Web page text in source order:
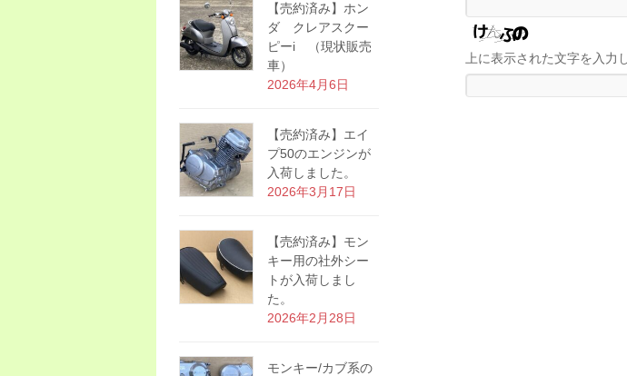
上に表示された文字を入力
【売約済み】ホン
ダ クレアスクー
ピーi （現状販売
車）
2026年4月6日
【売約済み】エイ
プ50のエンジンが
入荷しました。
2026年3月17日
【売約済み】モン
キー用の社外シー
トが入荷しまし
た。
2026年2月28日
モンキー/カブ系の